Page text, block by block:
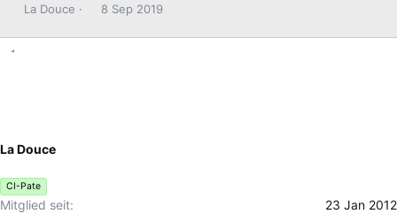
E
r
La Douce
E
8 Sep 2019
La Douce
CI-Pate
Mitglied seit
23 Jan 2012